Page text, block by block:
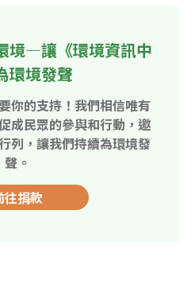
境—讓《環境資訊中
環境發聲
你的支持！我們相信唯有
成民眾的參與和行動，邀
列，讓我們持續為環境發
聲。
往捐款